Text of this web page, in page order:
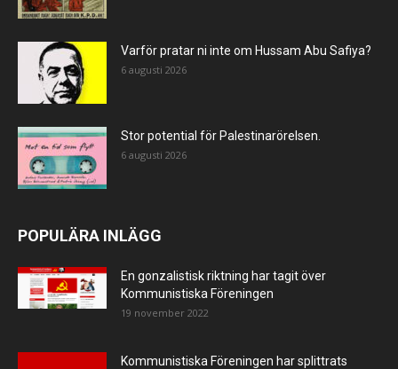
Varför pratar ni inte om Hussam Abu Safiya?
6 augusti 2026
Stor potential för Palestinarörelsen.
6 augusti 2026
POPULÄRA INLÄGG
En gonzalistisk riktning har tagit över
Kommunistiska Föreningen
19 november 2022
Kommunistiska Föreningen har splittrats